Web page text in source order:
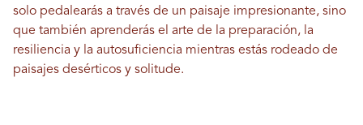
solo pedalearás a través de un paisaje impresionante, sino
que también aprenderás el arte de la preparación, la
resiliencia y la autosuficiencia mientras estás rodeado de
paisajes desérticos y solitude.